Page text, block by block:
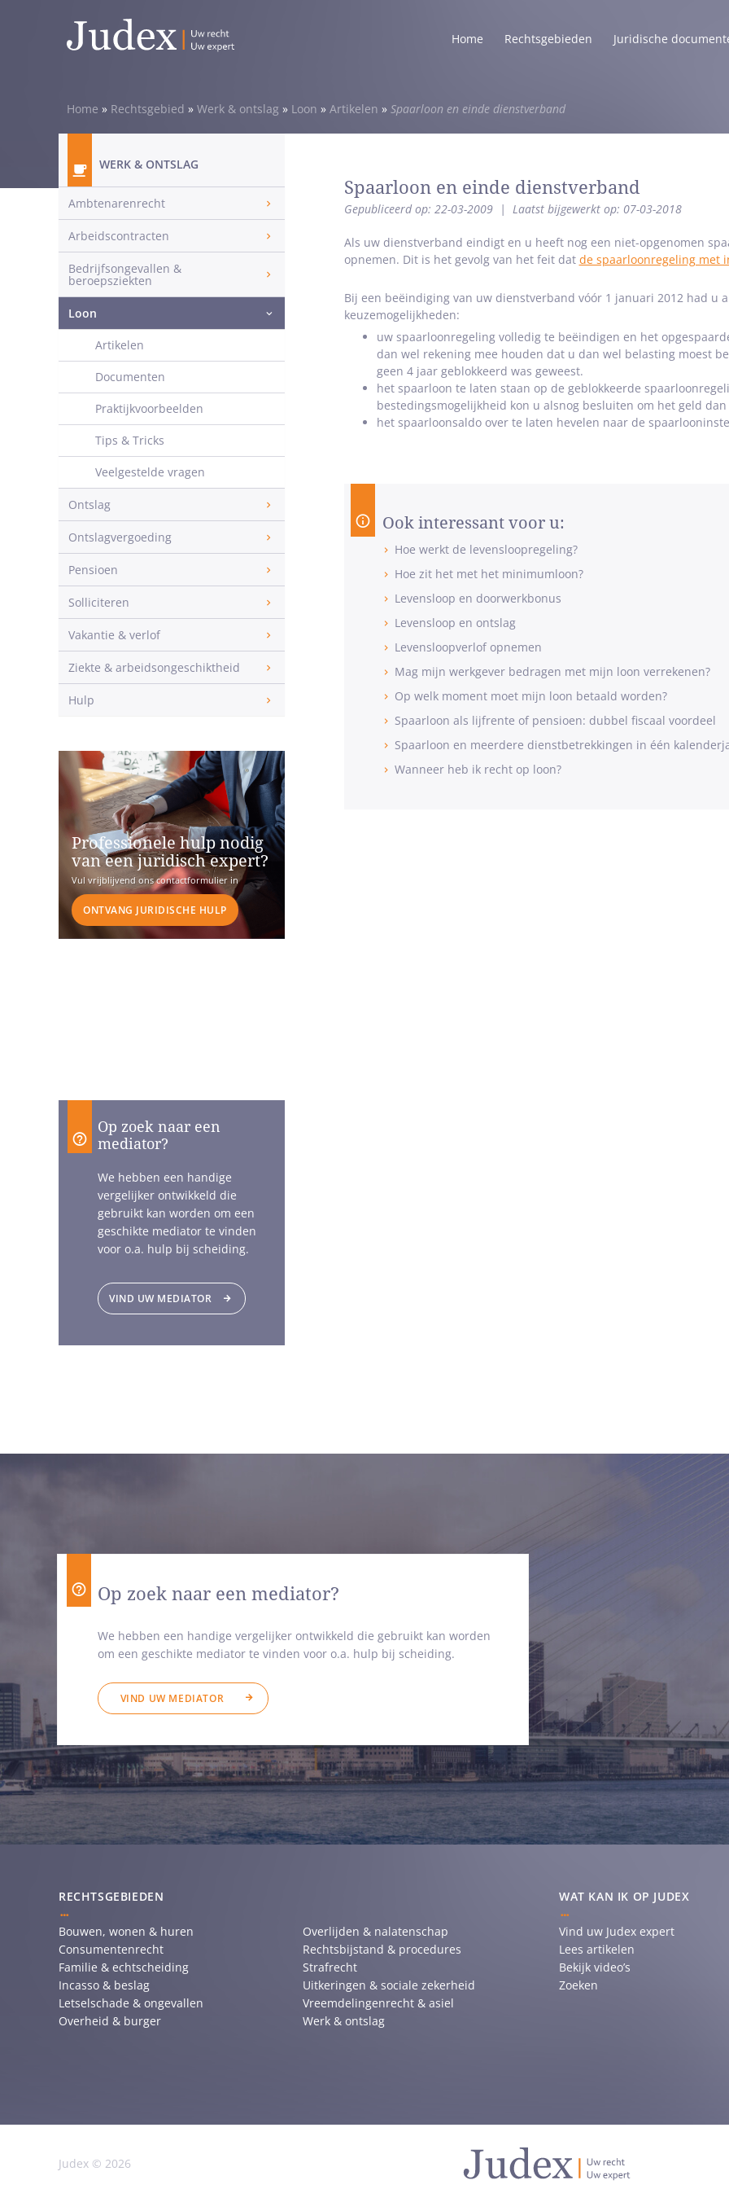
Home Rechtsgebieden Juridische
Home » Rechtsgebied » Werk & ontslag » Loon » Artikelen » Spaarloon en einde dienstverband
Spaarloon en einde dienstverband
Gepubliceerd op: 22-03-2009 | Laatst bijgewerkt op: 07-03-2018
Als uw dienstverband eindigt en u heeft nog een niet-opgenomen
opnemen. Dit is het gevolg van het feit dat de spaarloonregeling met
Bij een beëindiging van uw dienstverband vóór 1 januari 2012 had u
keuzemogelijkheden:
uw spaarloonregeling volledig te beëindigen en het
dan wel rekening mee houden dat u dan wel belasting moest
geen 4 jaar geblokkeerd was geweest.
het spaarloon te laten staan op de geblokkeerde
bestedingsmogelijkheid kon u alsnog besluiten om het geld
het spaarloonsaldo over te laten hevelen naar de
Ook interessant voor u:
Hoe werkt de levensloopregeling?
Hoe zit het met het minimumloon?
Levensloop en doorwerkbonus
Levensloop en ontslag
Levensloopverlof opnemen
Mag mijn werkgever bedragen met mijn loon verrekenen?
Op welk moment moet mijn loon betaald worden?
Spaarloon als lijfrente of pensioen: dubbel fiscaal voordeel
Spaarloon en meerdere dienstbetrekkingen in één
Wanneer heb ik recht op loon?
WERK & ONTSLAG
Ambtenarenrecht
Arbeidscontracten
Bedrijfsongevallen &
beroepsziekten
Loon
Artikelen
Documenten
Praktijkvoorbeelden
Tips & Tricks
Veelgestelde vragen
Ontslag
Ontslagvergoeding
Pensioen
Solliciteren
Vakantie & verlof
Ziekte & arbeidsongeschiktheid
Hulp
Professionele hulp nodig
van een juridisch expert?
Vul vrijblijvend ons contactformulier in
ONTVANG JURIDISCHE HULP
Op zoek naar een
mediator?
We hebben een handige
vergelijker ontwikkeld die
gebruikt kan worden om een
geschikte mediator te vinden
voor o.a. hulp bij scheiding.
VIND UW MEDIATOR
Op zoek naar een mediator?
We hebben een handige vergelijker ontwikkeld die gebruikt kan worden
om een geschikte mediator te vinden voor o.a. hulp bij scheiding.
VIND UW MEDIATOR
RECHTSGEBIEDEN
Bouwen, wonen & huren
Consumentenrecht
Familie & echtscheiding
Incasso & beslag
Letselschade & ongevallen
Overheid & burger
Overlijden & nalatenschap
Rechtsbijstand & procedures
Strafrecht
Uitkeringen & sociale zekerheid
Vreemdelingenrecht & asiel
Werk & ontslag
WAT KAN IK OP JUDEX
Vind uw Judex expert
Lees artikelen
Bekijk video’s
Zoeken
Judex © 2026